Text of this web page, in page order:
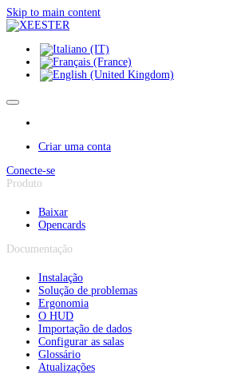
Skip to main content
Criar uma conta
Conecte-se
Produto
Baixar
Opencards
Documentação
Instalação
Solução de problemas
Ergonomia
O HUD
Importação de dados
Configurar as salas
Glossário
Atualizações
Painel de Gerenciamento de Cookies